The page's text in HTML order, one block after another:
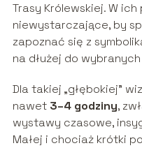
Trasy Królewskiej. W
niewystarczające, by
zapoznać się z
na dłużej do
Dla takiej „głębokiej”
nawet 3–4 godziny,
wystawy czasowe,
Małej i chociaż krótki